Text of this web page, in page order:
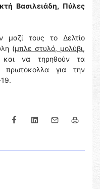
Βασιλειάδη, Πύλες
μαζί τους το Δελτίο
(μπλε στυλό, μολύβι,
να τηρηθούν τα
πρωτόκολλα για την